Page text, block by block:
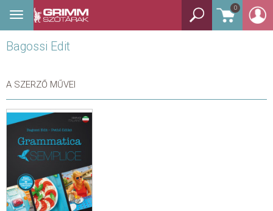
0
Toggle
navigation
Bagossi Edit
A SZERZŐ MŰVEI
BEJELENTKEZÉS
TANULÓSZÓTÁR
KÉPES SZÓTÁR
KÉZISZÓTÁR
NYELVKÖNYV